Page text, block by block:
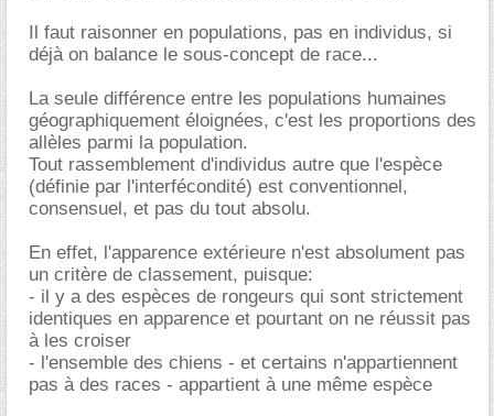
Il faut raisonner en populations, pas en individus, si
déjà on balance le sous-concept de race...
La seule différence entre les populations humaines
géographiquement éloignées, c'est les proportions des
allèles parmi la population.
Tout rassemblement d'individus autre que l'espèce
(définie par l'interfécondité) est conventionnel,
consensuel, et pas du tout absolu.
En effet, l'apparence extérieure n'est absolument pas
un critère de classement, puisque:
- il y a des espèces de rongeurs qui sont strictement
identiques en apparence et pourtant on ne réussit pas
à les croiser
- l'ensemble des chiens - et certains n'appartiennent
pas à des races - appartient à une même espèce